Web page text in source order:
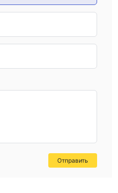
Отправить